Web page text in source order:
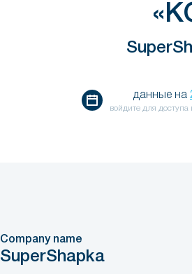
данные на
войдите для
Company name
SuperShapka